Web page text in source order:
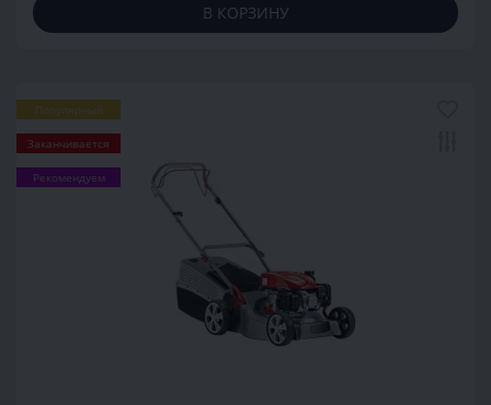
В КОРЗИНУ
Популярный
Заканчивается
Рекомендуем